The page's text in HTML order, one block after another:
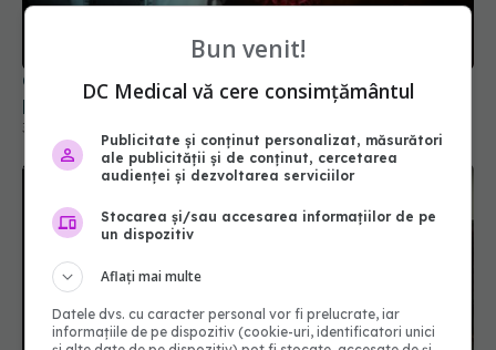
puțin 300% a cazurilor noi și a deceselor
EXCLUSIV Paxlovid, noul antiviral pentru COVID.
Bun venit!
DC Medical vă cere consimțământul
Publicitate și conținut personalizat, măsurători
ale publicității și de conținut, cercetarea
audienței și dezvoltarea serviciilor
Stocarea și/sau accesarea informațiilor de pe
un dispozitiv
Aflați mai multe
Datele dvs. cu caracter personal vor fi prelucrate, iar
informațiile de pe dispozitiv (cookie-uri, identificatori unici